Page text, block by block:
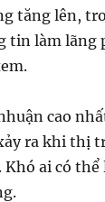
tăng lên,
tin làm lãng
cao
ra khi thị
ai có thể